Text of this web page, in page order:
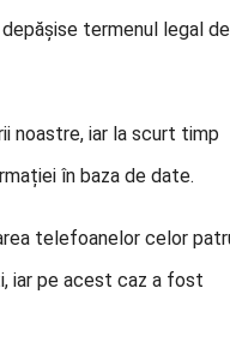
termenul legal de
noastre, iar la scurt timp
în baza de date.
telefoanelor celor
iar pe acest caz a fost